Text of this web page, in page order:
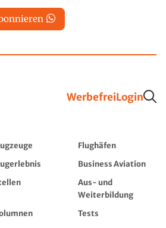
WerbefreiLogin
Flughäfen
Business Aviation
Aus- und
Weiterbildung
Tests